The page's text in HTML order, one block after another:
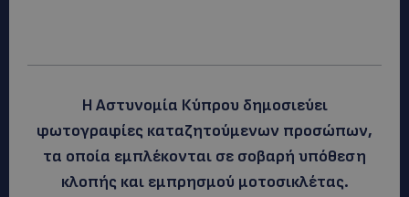
Η Αστυνομία Κύπρου δημοσιεύει
φωτογραφίες καταζητούμενων προσώπων,
τα οποία εμπλέκονται σε σοβαρή υπόθεση
κλοπής και εμπρησμού μοτοσικλέτας.